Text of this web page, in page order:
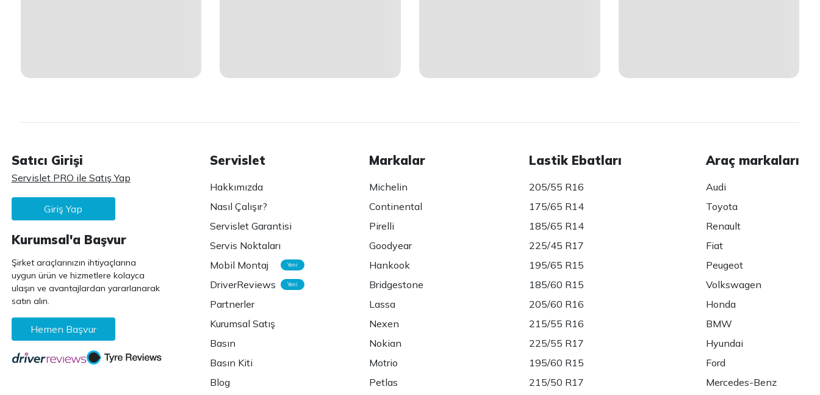
Satıcı Girişi
Servislet PRO ile Satış Yap
Giriş Yap
Kurumsal'a Başvur
Şirket araçlarınızın ihtiyaçlarına
uygun ürün ve hizmetlere kolayca
ulaşın ve avantajlardan yararlanarak
satın alın.
Hemen Başvur
Servislet
Hakkımızda
Nasıl Çalışır?
Servislet Garantisi
Servis Noktaları
Mobil Montaj
Yeni
DriverReviews Yeni
Partnerler
Kurumsal Satış
Basın
Basın Kiti
Blog
Markalar
Michelin
Continental
Pirelli
Goodyear
Hankook
Bridgestone
Lassa
Nexen
Nokian
Motrio
Petlas
Lastik Ebatları
205/55 R16
175/65 R14
185/65 R14
225/45 R17
195/65 R15
185/60 R15
205/60 R16
215/55 R16
225/55 R17
195/60 R15
215/50 R17
Araç markaları
Audi
Toyota
Renault
Fiat
Peugeot
Volkswagen
Honda
BMW
Hyundai
Ford
Mercedes-Benz